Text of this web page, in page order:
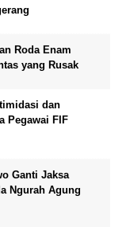
Roda Enam
yang Rusak
dan
Pegawai FIF
Ganti Jaksa
Ngurah Agung